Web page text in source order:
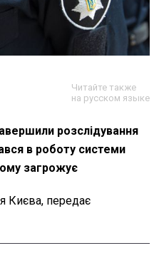
Читайте также
на русском языке
розслідування
в роботу системи
загрожує
Києва, передає